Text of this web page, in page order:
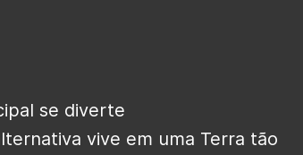
se diverte
vive em uma Terra tão